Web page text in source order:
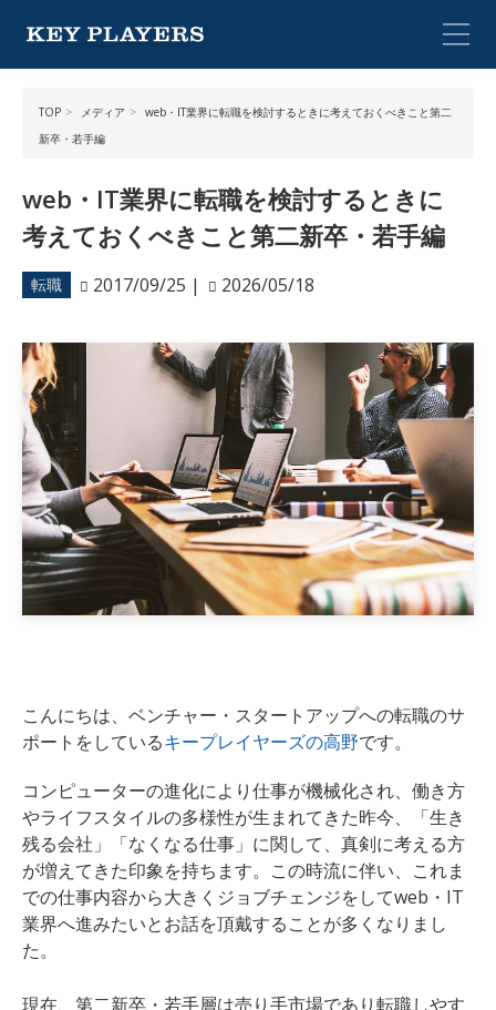
TOP メディア
web・IT業界に転職を検討するときに考えておくべきこと第二
新卒・若手編
web・IT業界に転職を検討するときに
考えておくべきこと第二新卒・若手編
転職 2017/09/25 | 2026/05/18
こんにちは、ベンチャー・スタートアップへの転職のサ
ポートをしているキープレイヤーズの高野です。
コンピューターの進化により仕事が機械化され、働き方
やライフスタイルの多様性が生まれてきた昨今、
「生き
残る会社」「なくなる仕事 」に関して、真剣に考える方
が増えてきた印象を持ちます。 この時流に伴い、これま
での仕事内容から大きくジョブチェンジをしてweb・IT
業界へ進みたいとお話を頂戴することが多くなりまし
た。
現在、第二新卒・若手層は売り手市場であり転職しやす